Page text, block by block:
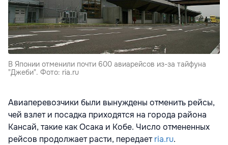
В Японии отменили почти 600 авиарейсов из-за тайфуна
"Джеби". Фото: ria.ru
Авиаперевозчики были вынуждены отменить рейсы,
чей взлет и посадка приходятся на города района
Кансай, такие как Осака и Кобе. Число отмененных
рейсов продолжает расти, передаетria.ru.